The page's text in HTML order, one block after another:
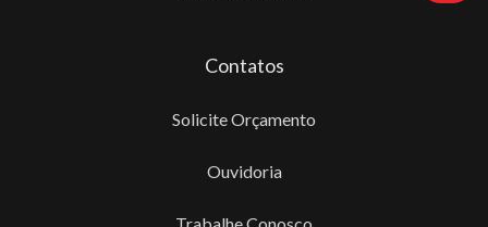
Contatos
Solicite Orçamento
Ouvidoria